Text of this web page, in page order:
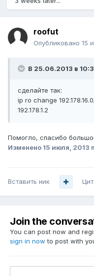
roofut
Опубликовано 15
В 25.06.2013 в
сделайте так:
ip ro change
192.178.1.2
Помогло, спасибо
Изменено 15 июля, 2013
Вставить ник
Join the
You can post now and
sign in now to post with